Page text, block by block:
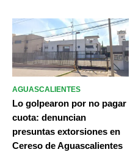
AGUASCALIENTES
Lo golpearon por no pagar
cuota: denuncian
presuntas extorsiones en
Cereso de Aguascalientes